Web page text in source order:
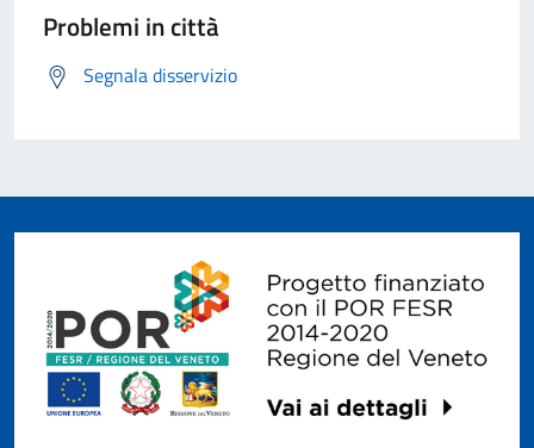
Problemi in città
Segnala disservizio